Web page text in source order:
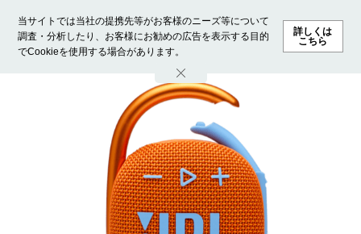
当サイトでは当社の提携先等がお客様のニーズ等について
調査・分析したり、お客様にお勧めの広告を表示する目的
でCookieを使用する場合があります。
詳しくは
こちら
ホーム モデル募集 ランキング ファッション ビューテ